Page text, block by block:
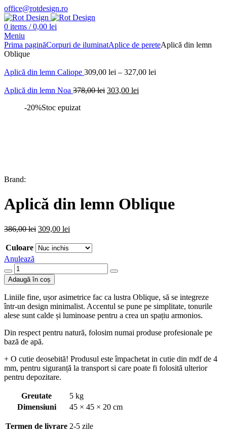
office@rotdesign.ro
0 items / 0,00 lei
Meniu
Prima paginăCorpuri de iluminatAplice de pereteAplică din lemn
Oblique
Aplică din lemn Caliope 309,00 lei – 327,00 lei
Aplică din lemn Noa 378,00lei Prețul
303,00 lei
-20%Stoc epuizat
Brand:
Aplică din lemn Oblique
386,00lei Prețul
a
fost:
386,00 lei.
309,00 lei
este:
309,00 lei.
Culoare
Anulează
Cantitate
Aplică
din
lemn
Oblique
Adaugă în coș
Liniile fine, ușor asimetrice fac ca lustra Oblique, să se integreze
într-un design minimalist. Accentul se pune pe simplitate, tonurile
alese sunt calde și luminoase pentru a crea un spațiu armonios.
Din respect pentru natură, folosim numai produse profesionale pe
bază de apă.
+ O cutie deosebită! Produsul este împachetat in cutie din mdf de 4
mm, pentru siguranță la transport si care poate fi folosită ulterior
pentru depozitare.
Greutate
5 kg
Dimensiuni
45 × 45 × 20 cm
Termen de livrare 2-5 zile